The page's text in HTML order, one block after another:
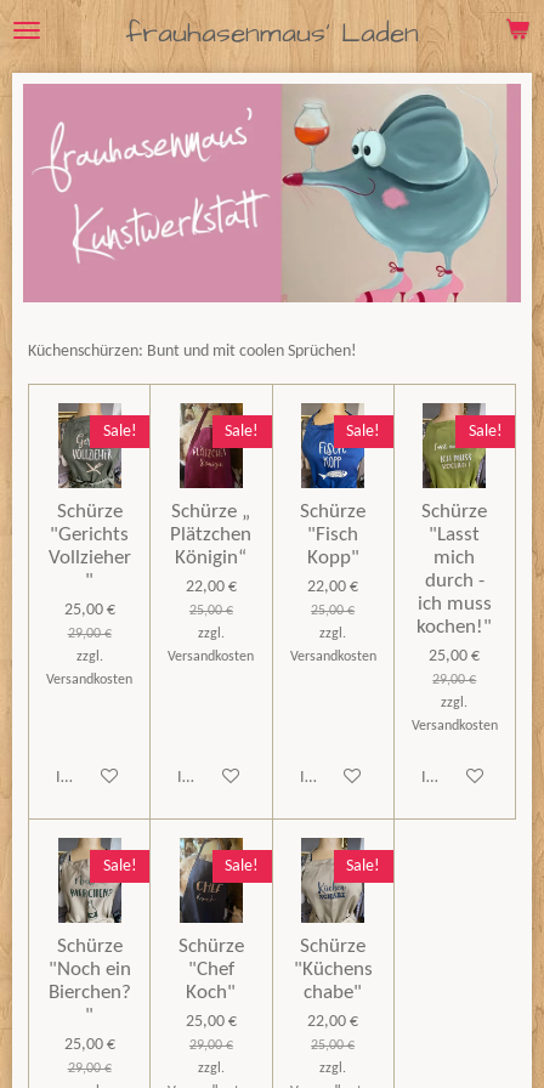
Zum
springen
frauhasenmaus' Laden
Küchenschürzen: Bunt und mit coolen Sprüchen!
Sale!
Schürze
"Gerichts
Vollzieher
"
25,00 €
29,00 €
zzgl.
Versandkosten
In den Warenkorb
Sale!
Schürze „
Plätzchen
Königin“
22,00 €
25,00 €
zzgl.
Versandkosten
In den Warenkorb
Sale!
Schürze
"Fisch
Kopp"
22,00 €
25,00 €
zzgl.
Versandkosten
In den Warenkorb
Sale!
Schürze
"Lasst
mich
durch -
ich muss
kochen!"
25,00 €
29,00 €
zzgl.
Versandkosten
In den Warenkorb
Sale!
Schürze
"Noch ein
Bierchen?
"
25,00 €
29,00 €
Sale!
Schürze
"Chef
Koch"
25,00 €
29,00 €
zzgl.
Sale!
Schürze
"Küchens
chabe"
22,00 €
25,00 €
zzgl.